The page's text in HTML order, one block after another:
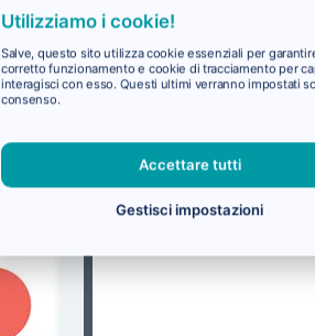
Utilizziamo i cookie!
Salve, questo sito utilizza cookie essenziali per
corretto funzionamento e cookie di tracciamento per
interagisci con esso. Questi ultimi verranno impostati
consenso.
Accettare tutti
Gestisci impostazioni